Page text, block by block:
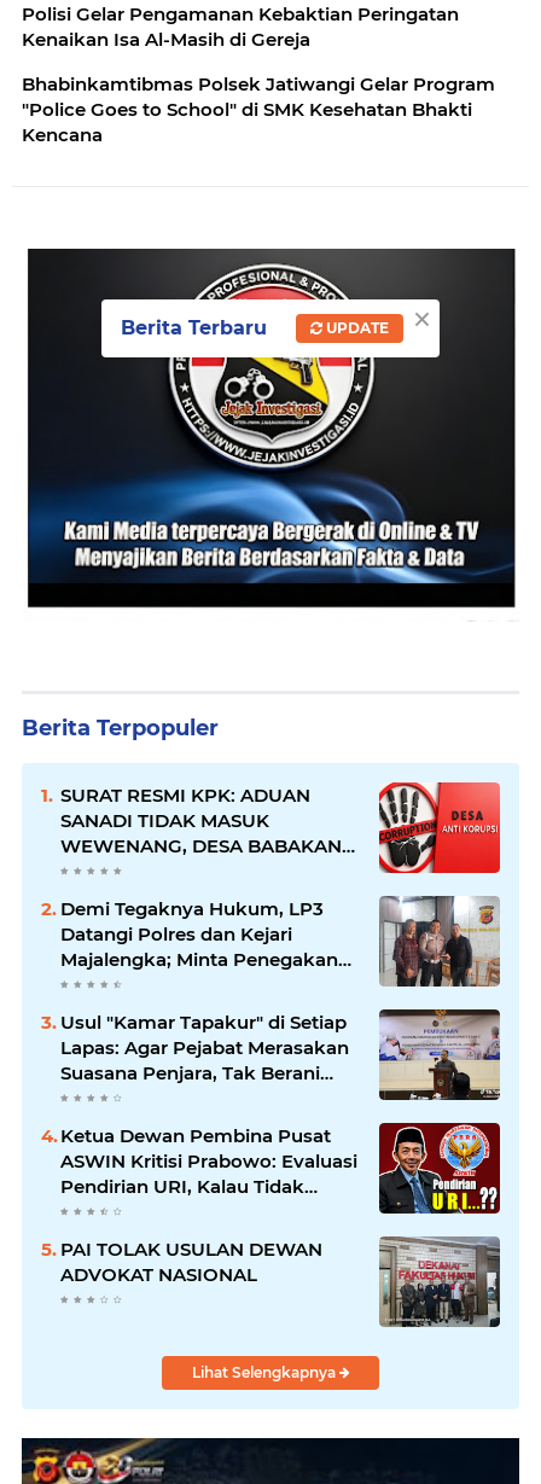
Polisi Gelar Pengamanan Kebaktian Peringatan
Kenaikan Isa Al-Masih di Gereja
Bhabinkamtibmas Polsek Jatiwangi Gelar Program
"Police Goes to School" di SMK Kesehatan Bhakti
Kencana
Berita Terpopuler
SURAT RESMI KPK: ADUAN
SANADI TIDAK MASUK
WEWENANG, DESA BABAKAN
JUSTRU DITETAPKAN DESA
ANTI KORUPSI OLEH
KEJAKSAAN
Demi Tegaknya Hukum, LP3
Datangi Polres dan Kejari
Majalengka; Minta Penegakan
Proporsional: Restoratif untuk
Lemah, Tegas untuk Narkoba &
Oknum
Usul "Kamar Tapakur" di Setiap
Lapas: Agar Pejabat Merasakan
Suasana Penjara, Tak Berani
Korupsi dan Menyalahgunakan
Ketua Dewan Pembina Pusat
ASWIN Kritisi Prabowo: Evaluasi
Pendirian URI, Kalau Tidak
Mendesak Sebaiknya
PAI TOLAK USULAN DEWAN
ADVOKAT NASIONAL
Lihat Selengkapnya
×
Berita Terbaru UPDATE